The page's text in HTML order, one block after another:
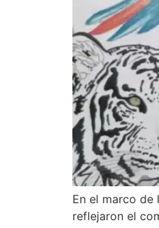
En el marco de
reflejaron el